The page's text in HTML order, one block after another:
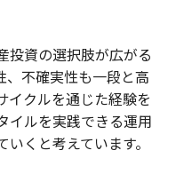
投資の選択肢が広がる
、不確実性も一段と高
イクルを通じた経験を
イルを実践できる運用
くと考えています。